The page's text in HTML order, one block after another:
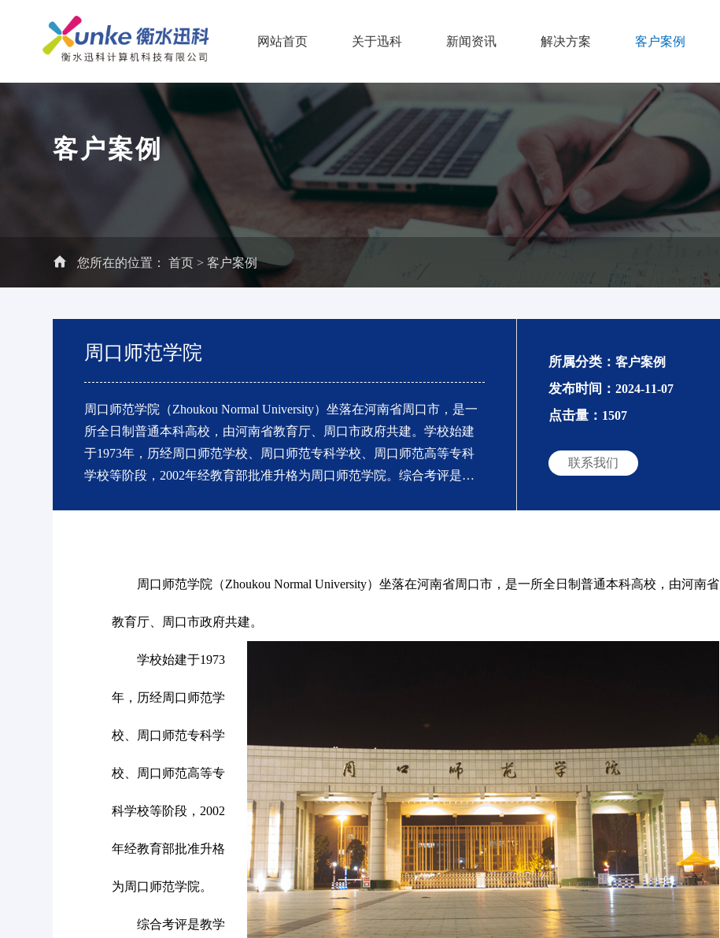
网站首页 关于迅科 新闻资讯 解决方案 客户案例
客户案例
您所在的位置： 首页 >客户案例
周口师范学院
周口师范学院（Zhoukou Normal University）坐落在河南省周口市，是一
所全日制普通本科高校，由河南省教育厅、周口市政府共建。学校始建
于1973年，历经周口师范学校、周口师范专科学校、周口师范高等专科
学校等阶段，2002年经教育部批准升格为周口师范学院。综合考评是教
所属分类： 客户案例
发布时间： 2024-11-07
点击量： 1507
联系我们
周口师范学院（Zhoukou Normal University）坐落在河南省周口市，是一所全日制普通本科高校，由河南省
教育厅、周口市政府共建。
学校始建于1973
年，历经周口师范学
校、周口师范专科学
校、周口师范高等专
科学校等阶段，2002
年经教育部批准升格
为周口师范学院。
综合考评是教学